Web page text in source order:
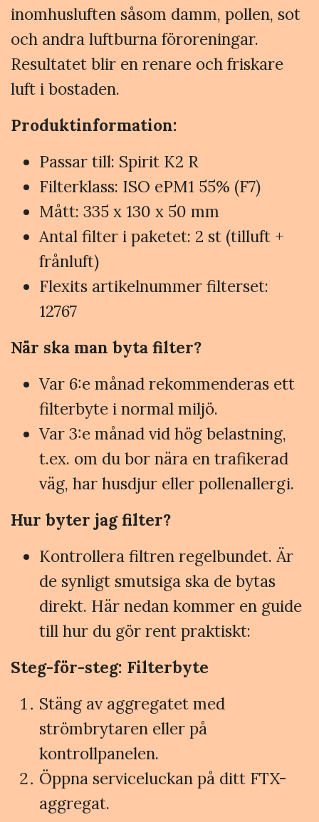
inomhusluften såsom damm, pollen, sot
och andra luftburna föroreningar.
Resultatet blir en renare och friskare
luft i bostaden.
Produktinformation:
Passar till: Spirit K2 R
Filterklass: ISO ePM1 55% (F7)
Mått: 335 x 130 x 50 mm
Antal filter i paketet: 2 st (tilluft +
frånluft)
Flexits artikelnummer filterset:
12767
När ska man byta filter?
Var 6:e månad rekommenderas ett
filterbyte i normal miljö.
Var 3:e månad vid hög belastning,
t.ex. om du bor nära en trafikerad
väg, har husdjur eller pollenallergi.
Hur byter jag filter?
Kontrollera filtren regelbundet. Är
de synligt smutsiga ska de bytas
direkt. Här nedan kommer en guide
till hur du gör rent praktiskt:
Steg-för-steg: Filterbyte
Stäng av aggregatet med
strömbrytaren eller på
kontrollpanelen.
Öppna serviceluckan på ditt FTX-
aggregat.